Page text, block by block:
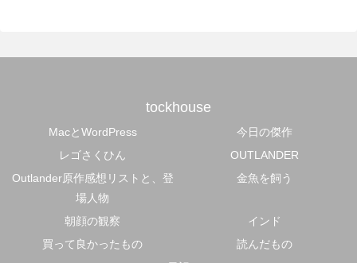
tockhouse
MacとWordPress
今日の傑作
レゴさくひん
OUTLANDER
Outlander原作感想リストと、登
場人物
金魚を飼う
朝顔の観察
インド
買って良かったもの
読んだもの